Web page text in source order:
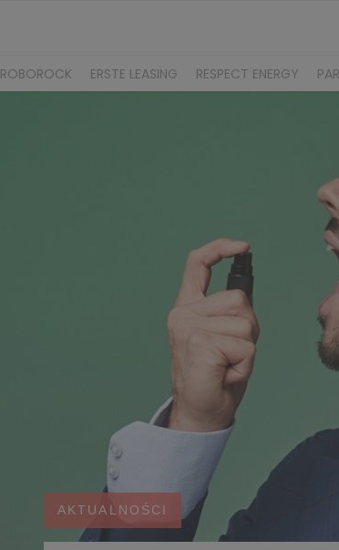
ROBOROCK ERSTE LEASING RESPECT ENERGY
AKTUALNOŚCI